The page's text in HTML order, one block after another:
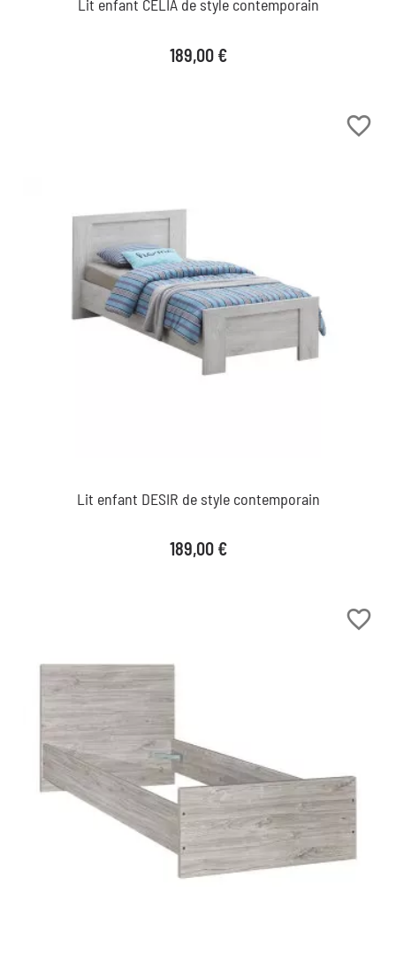
Lit enfant CELIA de style contemporain
Prix
189,00 €
favorite_border
Lit enfant DESIR de style contemporain
Prix
189,00 €
favorite_border